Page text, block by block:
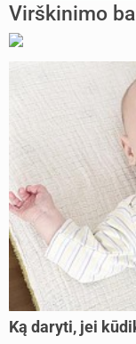
Virškinimo
Ką daryti, jei